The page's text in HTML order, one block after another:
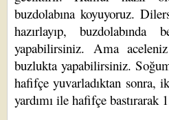
buzdolabına koyuyoruz.
hazırlayıp,
yapabilirsiniz. Ama
buzlukta yapabilirsiniz.
hafifçe yuvarladıktan sonra,
yardımı ile hafifçe bastırarak